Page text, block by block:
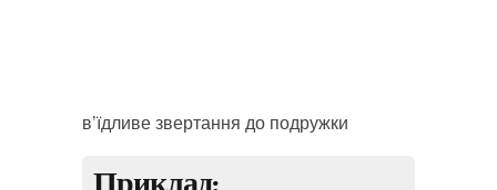
в’їдливе звертання до подружки